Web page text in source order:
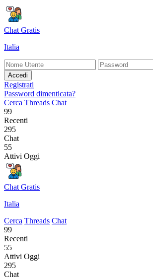
Chat Gratis
Italia
Accedi
Registrati
Password dimenticata?
Cerca Threads Chat
99
Recenti
295
Chat
55
Attivi Oggi
Chat Gratis
Italia
Cerca Threads Chat
99
Recenti
55
Attivi Oggi
295
Chat